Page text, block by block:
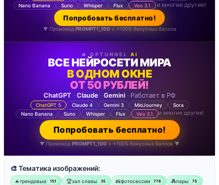
Nano Banana
Suno Whisper Flux Veo 3.1 и многие другие!
Попробовать бесплатно!
▼ Промокод PROMPT1_100= +100% бонусных баллов
🔥 GPTUNNEL AI
ВСЕ НЕЙРОСЕТИ МИРА
В ОДНОМ ОКНЕ
ОТ 50 РУБЛЕЙ!
ChatGPT · Claude · Gemini · Работает в РФ
ChatGPT 5 Claude 4 Gemini 3 MidJourney
Sora
Nano Banana
Suno Whisper Flux Veo 3.1 и многие другие!
Попробовать бесплатно!
▼ Промокод PROMPT1_100 = +100% бонусных баллов ▼
🎨 Тематика изображений:
🔥трендовые 151 🏆зал славы 35 📸фотосессии 778 💑пары 75